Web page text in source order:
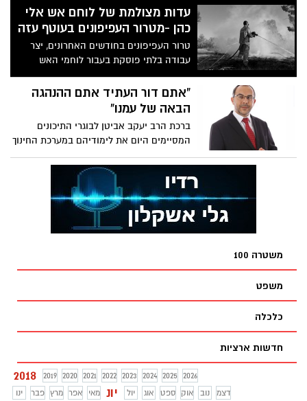
עדות מצולמת של לוחם אש אלי
כהן -מטרור העפיפונים בעוטף עזה
טרור העפיפונים בחודשים האחרונים, יצר
עבודה בלתי פוסקת בעבור לוחמי האש
בדרום, זאת בכדי להגן על תושבי עוטף עזה,
על שמורות הטבע והשדות החקלאיים
שנשרפים מידי יום. אלי כהן מפקד צוות
מספר מנקודת מבט של לוחם אש, על מה
שקורה שם בשטח
“אתם דור העתיד אתם ההנהגה
הבאה של עמנו”
ברכת הרב יעקב אביטן לבוגרי התיכונים
המסיימים היום את לימודיהם במערכת החינוך
משטרה 100
משפט
כלכלה
חדשות ארציות
2018 2019 2020 2021 2022 2023 2024 2025
2026
ינו
פבר מרץ אפר מאי יונ יול אוג ספט אוק נוב
דצמ